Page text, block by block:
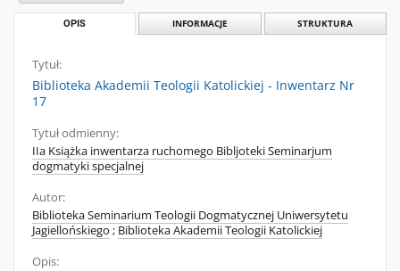
OPIS INFORMACJE STRUKTURA
Tytuł:
Biblioteka Akademii Teologii Katolickiej - Inwentarz Nr
17
Tytuł odmienny:
IIa Książka inwentarza ruchomego Bibljoteki Seminarjum
dogmatyki specjalnej
Autor:
Biblioteka Seminarium Teologii Dogmatycznej Uniwersytetu
Jagiellońskiego ; Biblioteka Akademii Teologii Katolickiej
Opis: